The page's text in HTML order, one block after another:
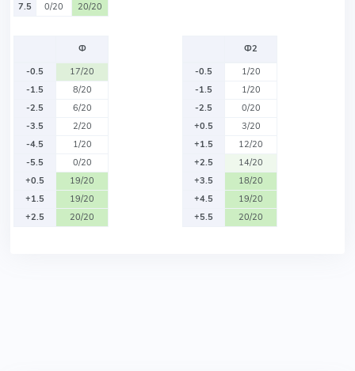
7.5
0/20 20/20
Ф
-0.5
17/20
-1.5
8/20
-2.5
6/20
-3.5
2/20
-4.5
1/20
-5.5
0/20
+0.5
19/20
+1.5
19/20
+2.5
20/20
Ф2
-0.5
1/20
-1.5
1/20
-2.5
0/20
+0.5
3/20
+1.5
12/20
+2.5
14/20
+3.5
18/20
+4.5
19/20
+5.5
20/20